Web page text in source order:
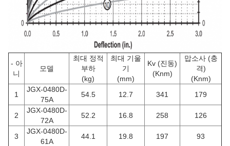
- 아
니
모델
최대 정적
부하
(kg)
최대 기울
기
(mm)
Kv (진동)
(Knm)
맙소사 (충
격)
(Knm)
1
JGX-0480D-
75A
54.5 12.7 341 179
2
JGX-0480D-
72A
52.2 16.8 258 126
3
JGX-0480D-
61A
44.1 19.8 197 93